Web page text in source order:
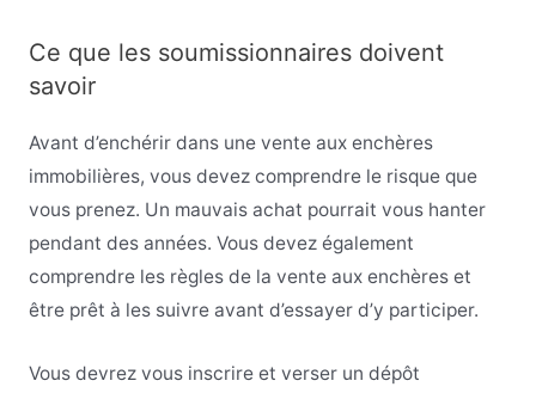
Ce que les soumissionnaires doivent
savoir
Avant d’enchérir dans une vente aux enchères
immobilières, vous devez comprendre le risque que
vous prenez. Un mauvais achat pourrait vous hanter
pendant des années. Vous devez également
comprendre les règles de la vente aux enchères et
être prêt à les suivre avant d’essayer d’y participer.
Vous devrez vous inscrire et verser un dépôt